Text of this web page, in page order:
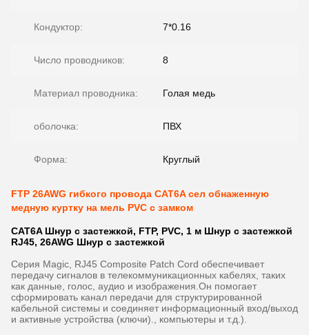
Кондуктор: 7*0.16
Число проводников: 8
Материал проводника: Голая медь
оболочка: ПВХ
Форма: Круглый
FTP 26AWG гибкого провода CAT6A сел обнаженную
медную куртку на мель PVC с замком
CAT6A Шнур с застежкой, FTP, PVC, 1 м Шнур с застежкой
RJ45, 26AWG Шнур с застежкой
Серия Magic, RJ45 Composite Patch Cord обеспечивает
передачу сигналов в телекоммуникационных кабелях, таких
как данные, голос, аудио и изображения.Он помогает
сформировать канал передачи для структурированной
кабельной системы и соединяет информационный вход/выход
и активные устройства (ключи)., компьютеры и т.д.).